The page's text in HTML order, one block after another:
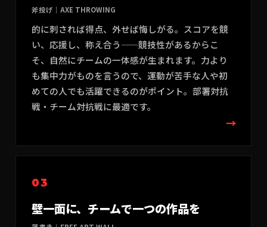
斧投げ ｜ AXE THROWING
的に刺されば得点、外せば悔しがる。スコアを競
い、応援し、称え合う——競技性があるからこ
そ、自然にチームの一体感が生まれます。力より
も集中力がものを言うので、運動が苦手な人や初
めての人でも活躍できるのがポイント。部署対抗
戦・チーム対抗戦に最適です。
→
03
壁一面に、チームで一つの作品を